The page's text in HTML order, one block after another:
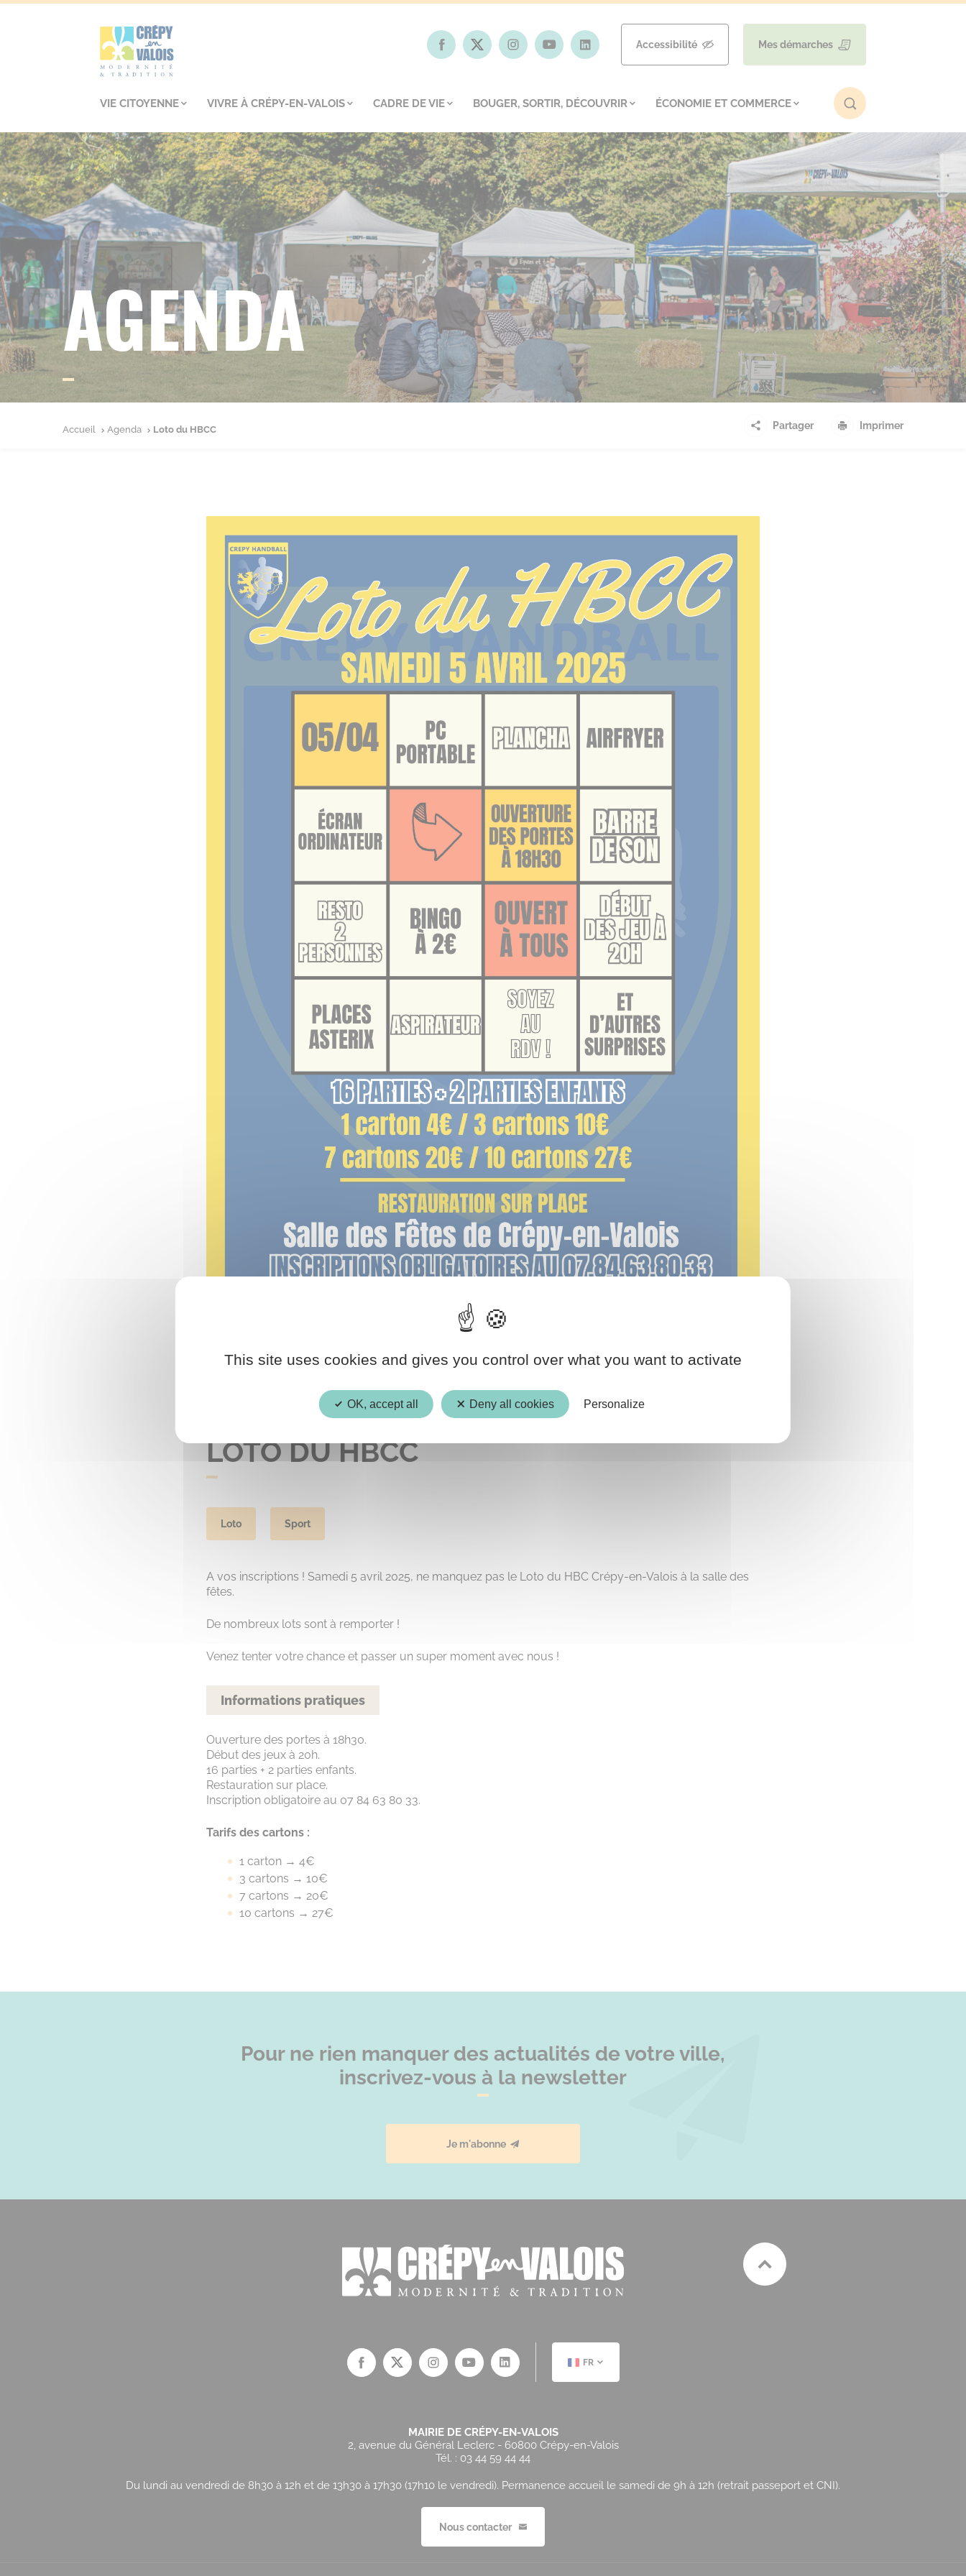
Accessibilité Mes démarches
VIE CITOYENNE VIVRE À CRÉPY-EN-VALOIS CADRE DE VIE BOUGER, SORTIR, DÉCOUVRIR ÉCONOMIE ET COMMERCE
AGENDA
Accueil Agenda Loto du HBCC Partager Imprimer
05
AVR.
LOTO DU HBCC
Loto Sport
A vos inscriptions ! Samedi 5 avril 2025, ne manquez pas le Loto du HBC Crépy-en-Valois à la salle des
fêtes.
De nombreux lots sont à remporter !
Venez tenter votre chance et passer un super moment avec nous !
Informations pratiques
Ouverture des portes à 18h30.
Début des jeux à 20h.
16 parties + 2 parties enfants.
Restauration sur place.
Inscription obligatoire au 07 84 63 80 33.
Tarifs des cartons :
1 carton → 4€
3 cartons → 10€
7 cartons → 20€
10 cartons → 27€
Pour ne rien manquer des actualités de votre ville,
inscrivez-vous à la newsletter
Je m'abonne
FR
MAIRIE DE CRÉPY-EN-VALOIS
2, avenue du Général Leclerc - 60800 Crépy-en-Valois
Tél. : 03 44 59 44 44
Du lundi au vendredi de 8h30 à 12h et de 13h30 à 17h30 (17h10 le vendredi). Permanence accueil le samedi de 9h à 12h (retrait passeport et CNI).
Nous contacter
This site uses cookies and gives you control over what you want to activate
OK, accept all Deny all cookies Personalize